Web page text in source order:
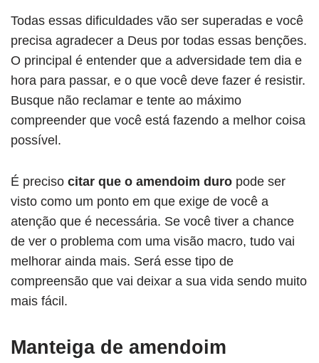
Todas essas dificuldades vão ser superadas e você
precisa agradecer a Deus por todas essas benções.
O principal é entender que a adversidade tem dia e
hora para passar, e o que você deve fazer é resistir.
Busque não reclamar e tente ao máximo
compreender que você está fazendo a melhor coisa
possível.
É preciso citar que o amendoim duro pode ser
visto como um ponto em que exige de você a
atenção que é necessária. Se você tiver a chance
de ver o problema com uma visão macro, tudo vai
melhorar ainda mais. Será esse tipo de
compreensão que vai deixar a sua vida sendo muito
mais fácil.
Manteiga de amendoim